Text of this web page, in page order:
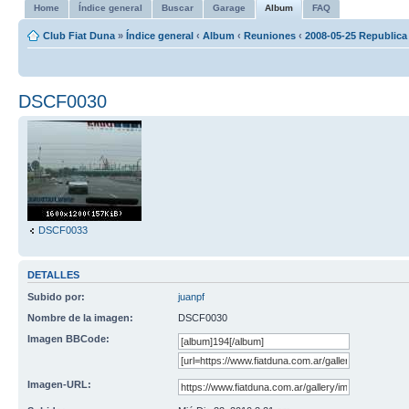
Home Índice general Buscar Garage Album FAQ
Club Fiat Duna » Índice general ‹ Album ‹ Reuniones ‹ 2008-05-25
DSCF0030
DSCF0033
DETALLES
Subido por:
juanpf
Nombre de la imagen:
DSCF0030
Imagen BBCode:
Imagen-URL: